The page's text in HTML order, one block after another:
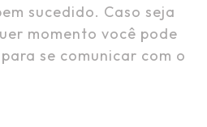
sucedido. Caso seja
momento você pode
se comunicar com o